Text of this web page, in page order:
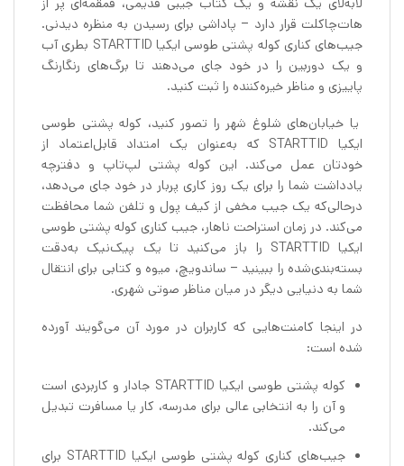
هات‌چاکلت قرار دارد – پاداشی برای رسیدن به منظره دیدنی.
جیب‌های کناری کوله پشتی طوسی ایکیا STARTTID بطری آب
و یک دوربین را در خود جای می‌دهند تا برگ‌های رنگارنگ
پاییزی و مناظر خیره‌کننده را ثبت کنید.
یا خیابان‌های شلوغ شهر را تصور کنید، کوله پشتی طوسی
ایکیا STARTTID که به‌عنوان یک امتداد قابل‌اعتماد از
خودتان عمل می‌کند. این کوله پشتی لپ‌تاپ و دفترچه
یادداشت شما را برای یک روز کاری پربار در خود جای می‌دهد،
درحالی‌که یک جیب مخفی از کیف پول و تلفن شما محافظت
می‌کند. در زمان استراحت ناهار، جیب کناری کوله پشتی طوسی
ایکیا STARTTID را باز می‌کنید تا یک پیک‌نیک به‌دقت
بسته‌بندی‌شده را ببینید – ساندویچ، میوه و کتابی برای انتقال
شما به دنیایی دیگر در میان مناظر صوتی شهری.
در اینجا کامنت‌هایی که کاربران در مورد آن می‌گویند آورده
شده است:
کوله پشتی طوسی ایکیا STARTTID جادار و کاربردی است
و آن را به انتخابی عالی برای مدرسه، کار یا مسافرت تبدیل
می‌کند.
جیب‌های کناری کوله پشتی طوسی ایکیا STARTTID برای